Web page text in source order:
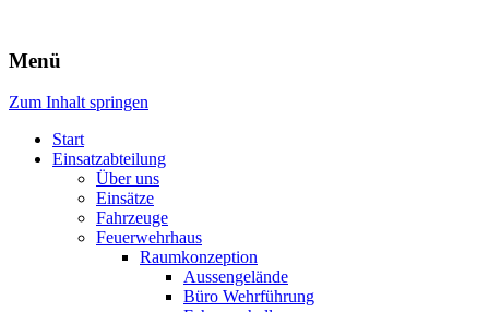
Freiwillige Feuerwehr Rodheim
v.d.H.
Menü
Zum Inhalt springen
Start
Einsatzabteilung
Über uns
Einsätze
Fahrzeuge
Feuerwehrhaus
Raumkonzeption
Aussengelände
Büro Wehrführung